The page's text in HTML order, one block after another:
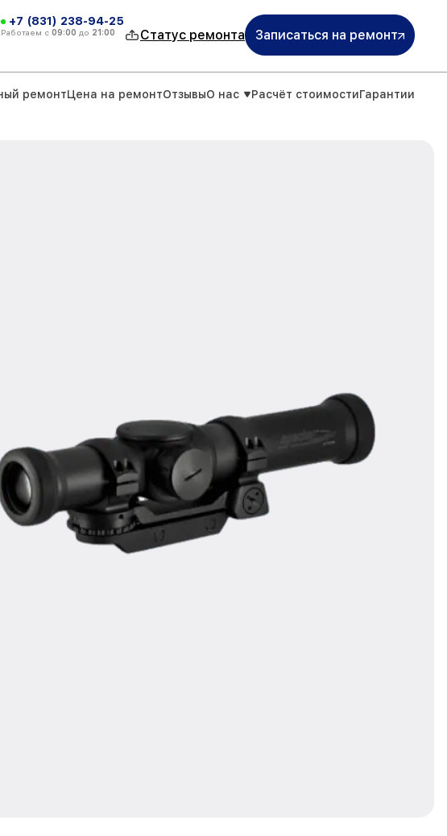
+7 (831) 238-94-25
Работаем с 09:00 до 21:00 Статус ремонта Записаться на ремонт
ремонтЦена на ремонтОтзывыО нас Расчёт стоимостиГарантии